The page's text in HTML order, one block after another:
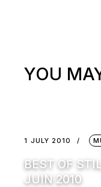
YOU
1 JULY 2010
BEST OF
JUIN 2010